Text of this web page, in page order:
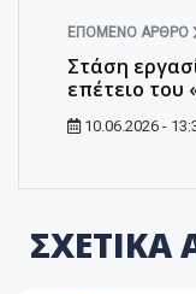
ΕΠΌΜΕΝΟ ΆΡΘΡΟ
Στάση
επέτειο του
10.06.2026 -
ΣΧΕΤΙΚΑ